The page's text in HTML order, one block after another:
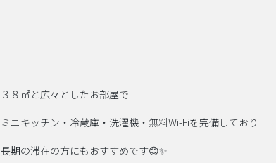
３８㎡と広々としたお部屋で
ミニキッチン・冷蔵庫・洗濯機・無料Wi-Fiを完備しており
長期の滞在の方にもおすすめです😊✨